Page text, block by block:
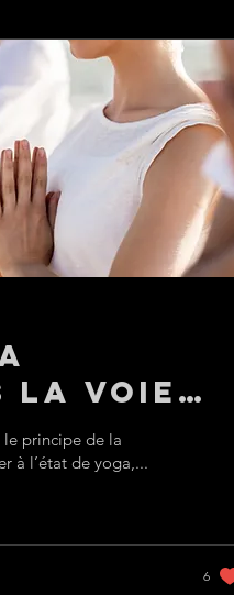
la voie
le principe de la
à l’état de yoga,...
6